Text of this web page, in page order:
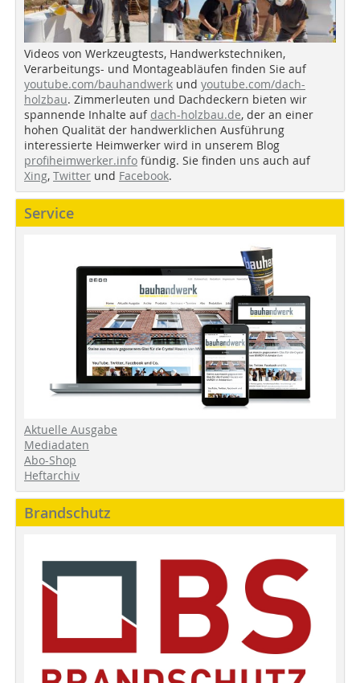
Videos von Werkzeugtests, Handwerkstechniken,
Verarbeitungs- und Montageabläufen finden Sie auf
youtube.com/bauhandwerk und youtube.com/dach-
holzbau. Zimmerleuten und Dachdeckern bieten wir
spannende Inhalte auf dach-holzbau.de, der an einer
hohen Qualität der handwerklichen Ausführung
interessierte Heimwerker wird in unserem Blog
profiheimwerker.info fündig. Sie finden uns auch auf
Xing, Twitter und Facebook.
Service
Aktuelle Ausgabe
Mediadaten
Abo-Shop
Heftarchiv
Brandschutz